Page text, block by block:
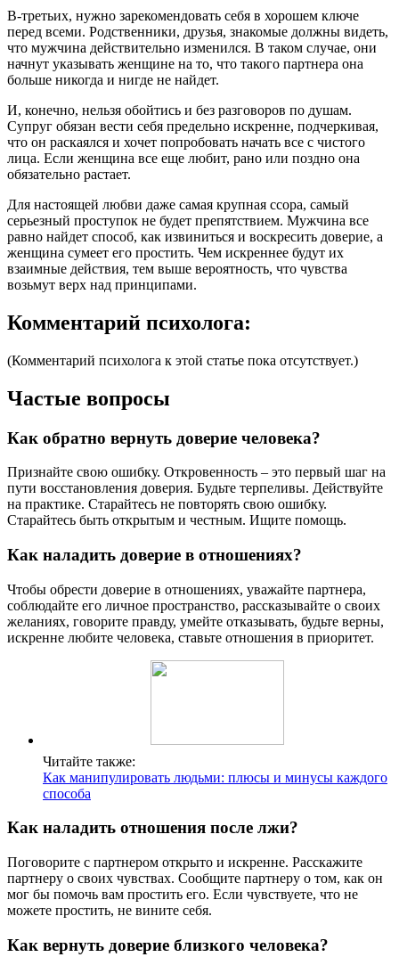
В-третьих, нужно зарекомендовать себя в хорошем ключе
перед всеми. Родственники, друзья, знакомые должны видеть,
что мужчина действительно изменился. В таком случае, они
начнут указывать женщине на то, что такого партнера она
больше никогда и нигде не найдет.
И, конечно, нельзя обойтись и без разговоров по душам.
Супруг обязан вести себя предельно искренне, подчеркивая,
что он раскаялся и хочет попробовать начать все с чистого
лица. Если женщина все еще любит, рано или поздно она
обязательно растает.
Для настоящей любви даже самая крупная ссора, самый
серьезный проступок не будет препятствием. Мужчина все
равно найдет способ, как извиниться и воскресить доверие, а
женщина сумеет его простить. Чем искреннее будут их
взаимные действия, тем выше вероятность, что чувства
возьмут верх над принципами.
Комментарий психолога:
(Комментарий психолога к этой статье пока отсутствует.)
Частые вопросы
Как обратно вернуть доверие человека?
Признайте свою ошибку. Откровенность – это первый шаг на
пути восстановления доверия. Будьте терпеливы. Действуйте
на практике. Старайтесь не повторять свою ошибку.
Старайтесь быть открытым и честным. Ищите помощь.
Как наладить доверие в отношениях?
Чтобы обрести доверие в отношениях, уважайте партнера,
соблюдайте его личное пространство, рассказывайте о своих
желаниях, говорите правду, умейте отказывать, будьте верны,
искренне любите человека, ставьте отношения в приоритет.
Читайте также:
Как манипулировать людьми: плюсы и минусы каждого
способа
Как наладить отношения после лжи?
Поговорите с партнером открыто и искренне. Расскажите
партнеру о своих чувствах. Сообщите партнеру о том, как он
мог бы помочь вам простить его. Если чувствуете, что не
можете простить, не вините себя.
Как вернуть доверие близкого человека?